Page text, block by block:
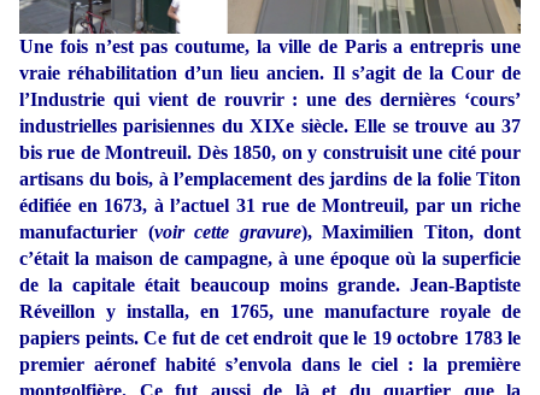
Une fois n’est pas coutume, la ville de Paris a entrepris une
vraie réhabilitation d’un lieu ancien. Il s’agit de la Cour de
l’Industrie qui vient de rouvrir : une des dernières ‘cours’
industrielles parisiennes du XIXe siècle. Elle se trouve au 37
bis rue de Montreuil. Dès 1850, on y construisit une cité pour
artisans du bois, à l’emplacement des jardins de la folie Titon
édifiée en 1673, à l’actuel 31 rue de Montreuil, par un riche
manufacturier (voir cette gravure), Maximilien Titon, dont
c’était la maison de campagne, à une époque où la superficie
de la capitale était beaucoup moins grande. Jean-Baptiste
Réveillon y installa, en 1765, une manufacture royale de
papiers peints. Ce fut de cet endroit que le 19 octobre 1783 le
premier aéronef habité s’envola dans le ciel : la première